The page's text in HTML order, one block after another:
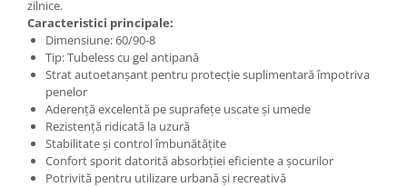
➔ RDB
➔ Volta
➔ Z-Tech
➔ Kuba
PIESE DE SCHIMB
Acceleratii
Baterii
zilnice.
Caracteristici principale:
Dimensiune: 60/90-8
Tip: Tubeless cu gel antipană
Strat autoetanșant pentru protecție suplimentară împotriva
penelor
Aderență excelentă pe suprafețe uscate și umede
Rezistență ridicată la uzură
Stabilitate și control îmbunătățite
Confort sporit datorită absorbției eficiente a șocurilor
Potrivită pentru utilizare urbană și recreativă